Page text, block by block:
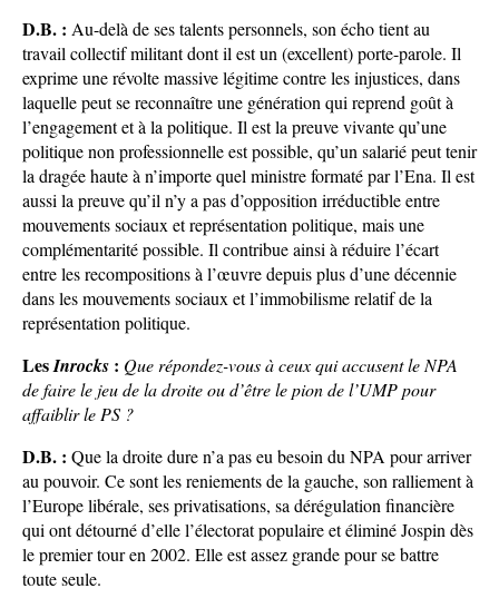
D.B. : Au-delà de ses talents personnels, son écho tient au
travail collectif militant dont il est un (excellent) porte-parole. Il
exprime une révolte massive légitime contre les injustices, dans
laquelle peut se reconnaître une génération qui reprend goût à
l’engagement et à la politique. Il est la preuve vivante qu’une
politique non professionnelle est possible, qu’un salarié peut tenir
la dragée haute à n’importe quel ministre formaté par l’Ena. Il est
aussi la preuve qu’il n’y a pas d’opposition irréductible entre
mouvements sociaux et représentation politique, mais une
complémentarité possible. Il contribue ainsi à réduire l’écart
entre les recompositions à l’œuvre depuis plus d’une décennie
dans les mouvements sociaux et l’immobilisme relatif de la
représentation politique.
LesInrocks : Que répondez-vous à ceux qui accusent le NPA
de faire le jeu de la droite ou d’être le pion de l’UMP pour
affaiblir le PS ?
D.B. : Que la droite dure n’a pas eu besoin du NPA pour arriver
au pouvoir. Ce sont les reniements de la gauche, son ralliement à
l’Europe libérale, ses privatisations, sa dérégulation financière
qui ont détourné d’elle l’électorat populaire et éliminé Jospin dès
le premier tour en 2002. Elle est assez grande pour se battre
toute seule.